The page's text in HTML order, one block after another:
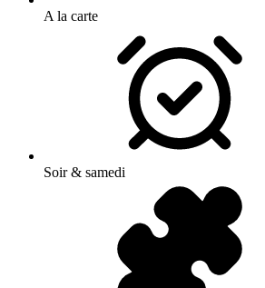
A la carte
Soir & samedi